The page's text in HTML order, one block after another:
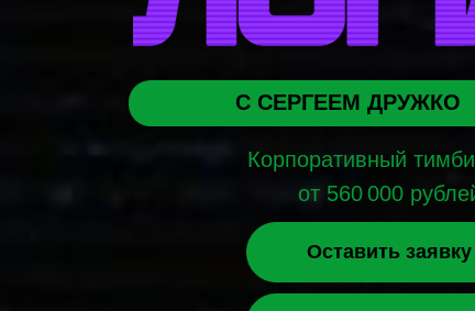
С СЕРГЕЕМ ДРУЖКО
Корпоративный
от 560 000
Оставить заявку